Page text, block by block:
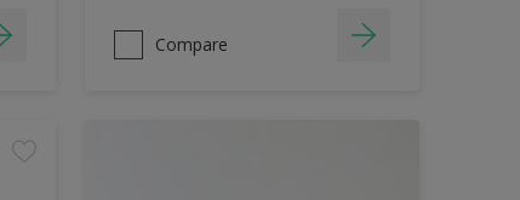
Compare